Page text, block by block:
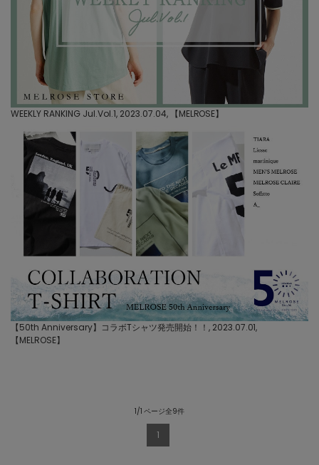
WEEKLY RANKING Jul.Vol.1, 2023.07.04, 【MELROSE】
【50th Anniversary】コラボTシャツ発売開始！！, 2023.07.01,
【MELROSE】
1/1 ページ全9件
1